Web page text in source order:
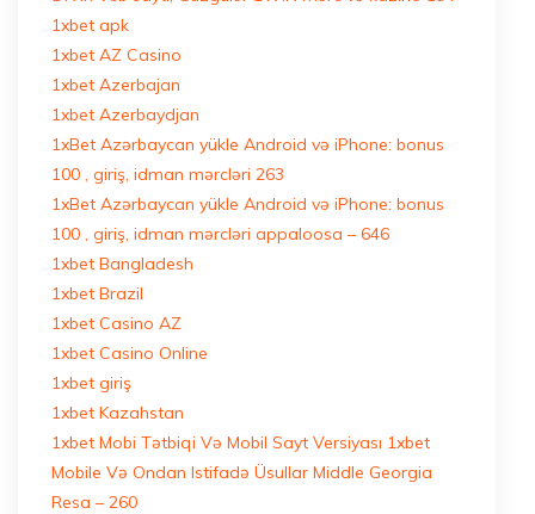
1xbet apk
1xbet AZ Casino
1xbet Azerbajan
1xbet Azerbaydjan
1xBet Azərbaycan yükle Android və iPhone: bonus
100 , giriş, idman mərcləri 263
1xBet Azərbaycan yükle Android və iPhone: bonus
100 , giriş, idman mərcləri appaloosa – 646
1xbet Bangladesh
1xbet Brazil
1xbet Casino AZ
1xbet Casino Online
1xbet giriş
1xbet Kazahstan
1xbet Mobi Tətbiqi Və Mobil Sayt Versiyası 1xbet
Mobile Və Ondan Istifadə Üsullar Middle Georgia
Resa – 260